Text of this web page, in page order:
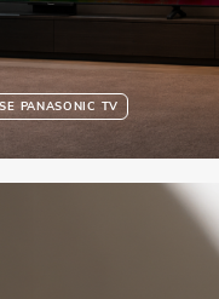
SE PANASONIC TV